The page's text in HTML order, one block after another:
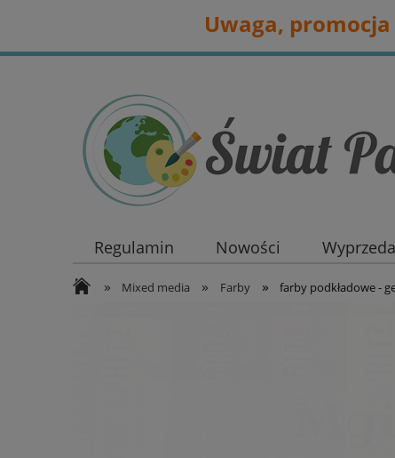
Uwaga, promocja
Regulamin Nowości
» Mixed media » Farby » farby podkładowe -